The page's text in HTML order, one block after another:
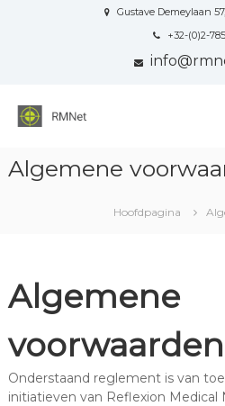
Gustave Demeylaan
+32-(0)2-
Reflexion
Medical
Your
all-
Algemene
Hoofdpagina
Algemene
voorwaarden
Onderstaand reglement is van
initiatieven van Reflexion